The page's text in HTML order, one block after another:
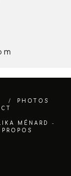
PHOTOS
MÉNARD
-
PROPOS